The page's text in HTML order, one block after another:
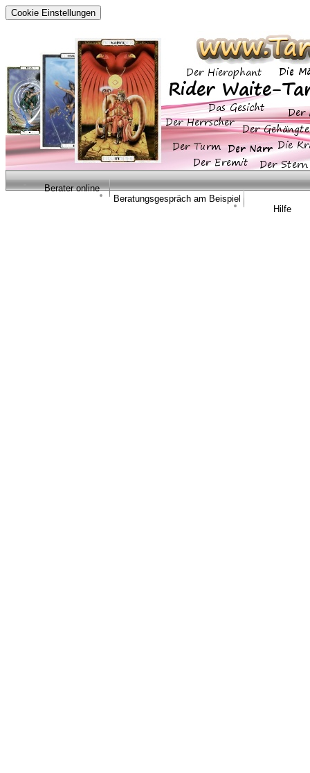
Cookie Einstellungen
Berater online
Beratungsgespräch am Beispiel
Hilfe